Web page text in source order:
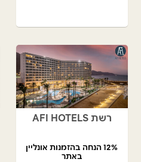
רשת AFI HOTELS
12% הנחה בהזמנות אונליין
באתר